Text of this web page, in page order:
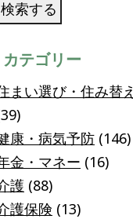
カテゴリー
まい選び・住み替え
康・病気予防 (146)
金・マネー (16)
護 (88)
護保険 (13)